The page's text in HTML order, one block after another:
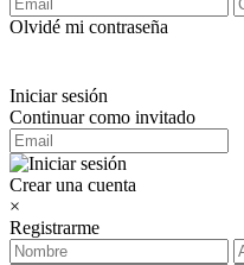
Olvidé mi contraseña
Iniciar sesión
Continuar como invitado
Crear una cuenta
×
Registrarme